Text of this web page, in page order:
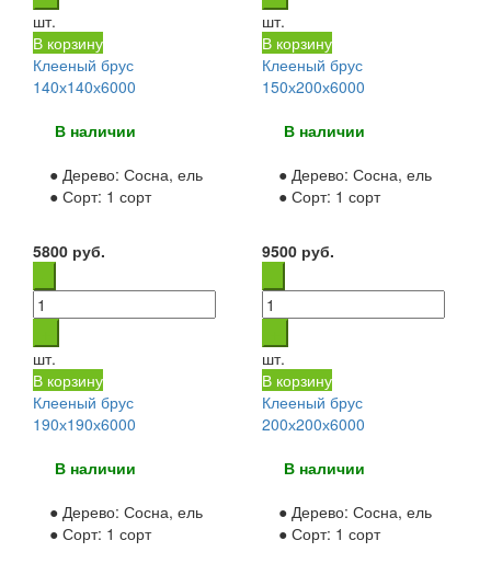
шт.
В корзину
шт.
В корзину
Клееный брус
140х140х6000
В наличии
● Дерево: Сосна, ель
● Сорт: 1 сорт
5800 руб.
шт.
В корзину
Клееный брус
150х200х6000
В наличии
● Дерево: Сосна, ель
● Сорт: 1 сорт
9500 руб.
шт.
В корзину
Клееный брус
190х190х6000
В наличии
● Дерево: Сосна, ель
● Сорт: 1 сорт
Клееный брус
200х200х6000
В наличии
● Дерево: Сосна, ель
● Сорт: 1 сорт